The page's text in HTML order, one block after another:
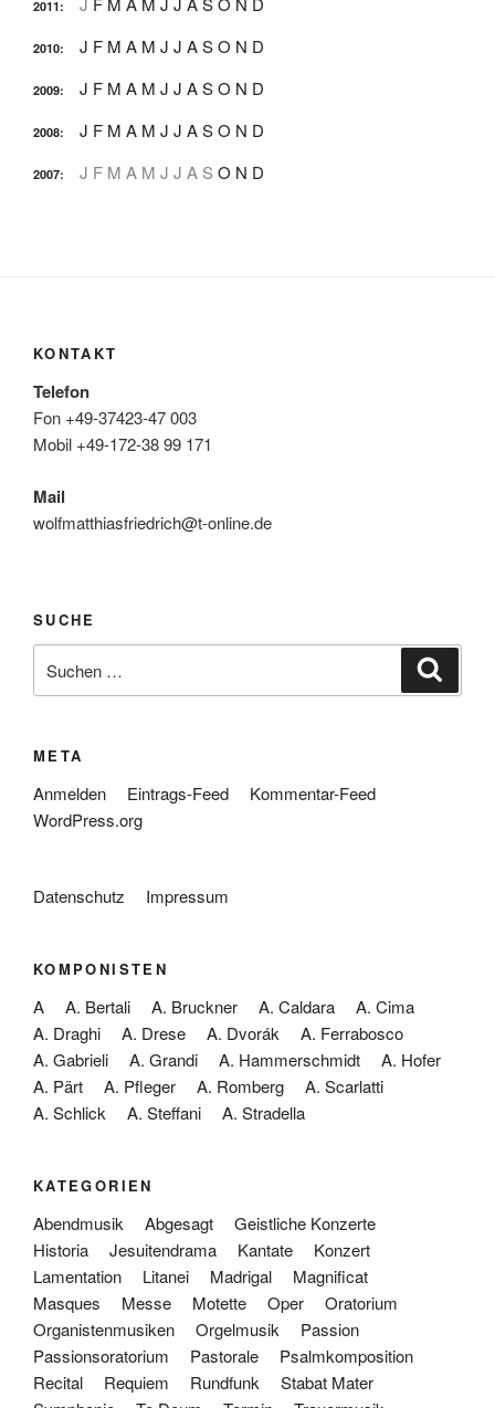
2011:
2010: J F M A M J J ASO N D
2009: J F M A M J J ASO N D
2008: J F M A M J J ASO N D
2007: J F M A M J J A S O N D
KONTAKT
Telefon
Fon +49-37423-47 003
Mobil +49-172-38 99 171
Mail
wolfmatthiasfriedrich@t-online.de
SUCHE
nach:
META
Anmelden Eintrags-Feed
Kommentar-Feed
WordPress.org
Datenschutz Impressum
KOMPONISTEN
A A. Bertali A. Bruckner A. Caldara
A. Cima
A. Draghi
A. Drese A. Dvorák
A. Ferrabosco
A. Gabrieli
A. Grandi A. Hammerschmidt
A. Hofer
A. Pärt
A. Pfleger A. Romberg
A. Scarlatti
A. Schlick
A. Steffani A. Stradella
KATEGORIEN
Abendmusik Abgesagt
Geistliche Konzerte
Historia
Jesuitendrama Kantate
Konzert
Lamentation
Litanei Madrigal
Magnificat
Masques
Messe Motette Oper
Oratorium
Organistenmusiken
Orgelmusik
Passion
Passionsoratorium
Pastorale
Psalmkomposition
Recital
Requiem Rundfunk
Stabat Mater